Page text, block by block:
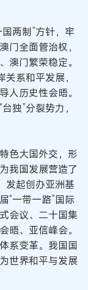
两制”方针，牢
门全面管治权，
澳门繁荣稳定。
系和平发展，
人历史性会晤。
独”分裂势力，
色大国外交，形
我国发展营造了
发起创办亚洲基
“一带一路”国际
会议、二十国集
晤、亚信峰会。
系变革。我国国
世界和平与发展